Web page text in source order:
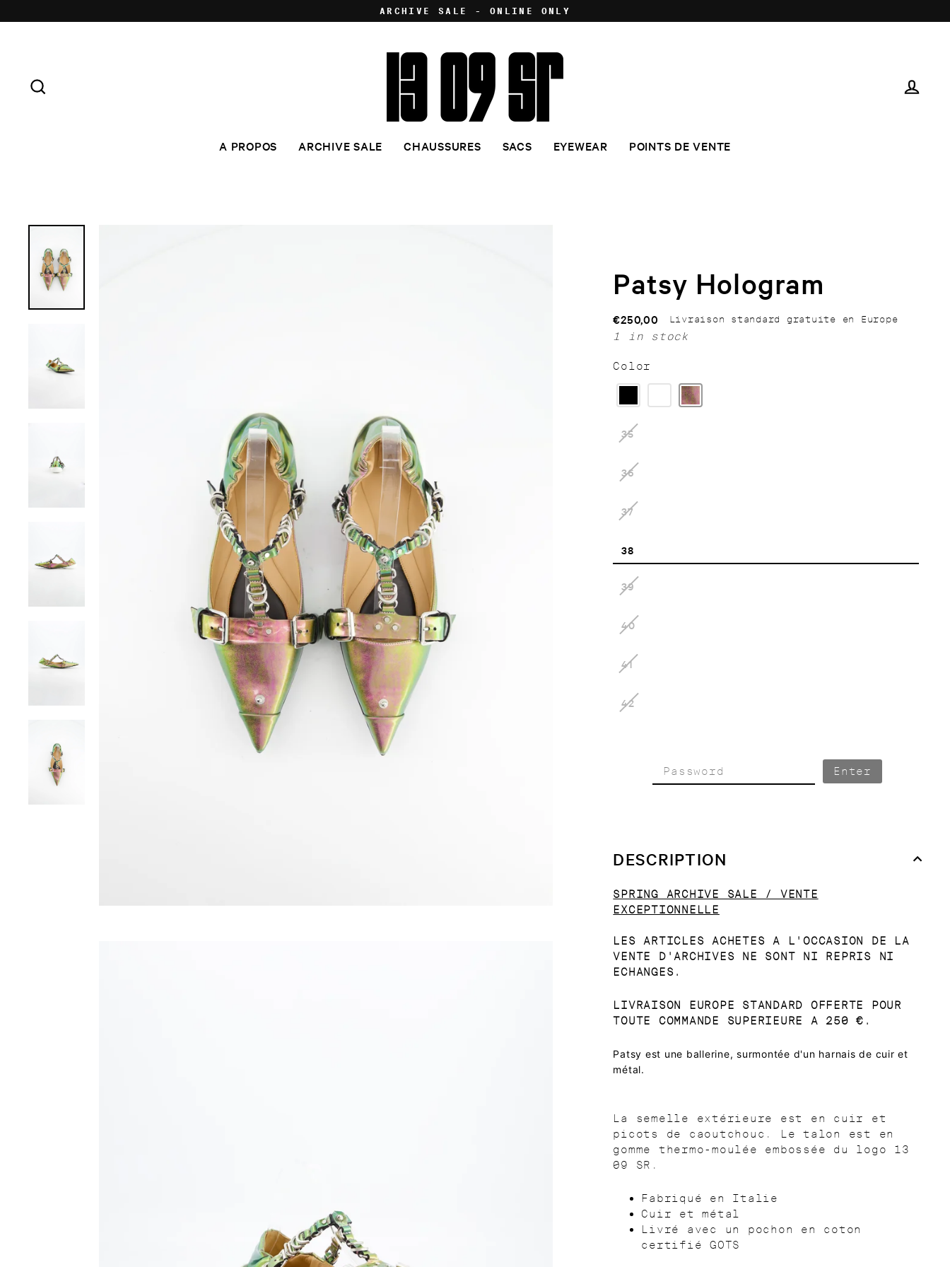
to
ARCHIVE SALE - ONLINE ONLY
A PROPOS ARCHIVE SALE CHAUSSURES SACS EYEWEAR POINTS DE VENTE
Patsy Hologram
Regular
price
€250,00 Livraison standard gratuite en Europe
1 in stock
Color
35
36
37
38
39
40
41
42
Enter
DESCRIPTION
SPRING ARCHIVE SALE / VENTE
EXCEPTIONNELLE
LES ARTICLES ACHETES A L'OCCASION DE LA
VENTE D'ARCHIVES NE SONT NI REPRIS NI
ECHANGES.
LIVRAISON EUROPE STANDARD OFFERTE POUR
TOUTE COMMANDE SUPERIEURE A 250 €.
Patsy est une ballerine, surmontée d'un harnais de cuir et
métal.
La semelle extérieure est en cuir et
picots de caoutchouc. Le talon est en
gomme thermo-moulée embossée du logo 13
09 SR.
Fabriqué en Italie
Cuir et métal
Livré avec un pochon en coton
certifié GOTS